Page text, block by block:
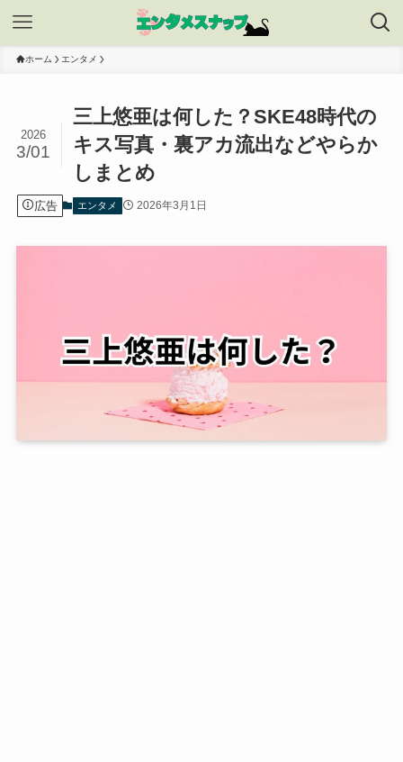
ホーム エンタメ
三上悠亜は何した？SKE48時代の
キス写真・裏アカ流出などやらか
しまとめ
2026
3/01
広告 エンタメ 2026年3月1日